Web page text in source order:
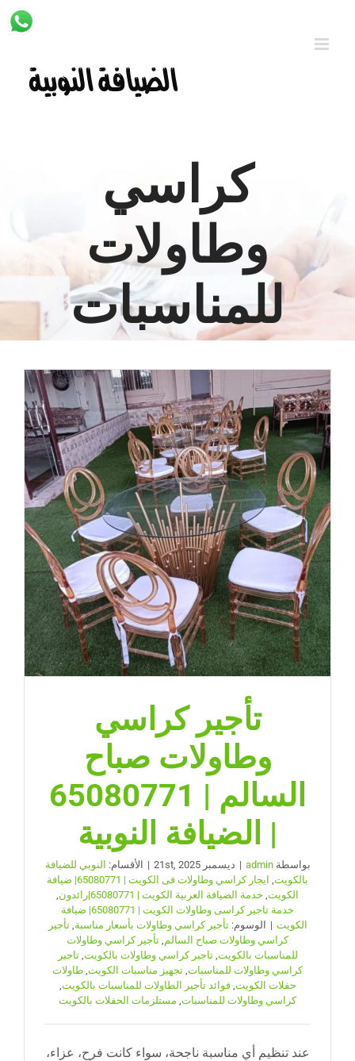
كراسي
وطاولات
للمناسبات
تأجير كراسي
وطاولات صباح
السالم | 65080771
| الضيافة النوبية
بواسطةadmin
| ديسمبر 21st, 2025 | الأقسام: النوبي للضيافة
بالكويت
ايجار كراسي وطاولات فى الكويت | 65080771| ضيافة
الكويت خدمة الضيافة العربية الكويت | 65080771|رائدون
خدمة تاجير كراسى وطاولات الكويت | 65080771| ضيافة
الكويت | الوسوم:تأجير كراسي وطاولات بأسعار مناسبة ,تأجير
كراسي وطاولات صباح السالم تأجير كراسي وطاولات
للمناسبات بالكويت ,تاجير كراسي وطاولات بالكويت ,تاجير
كراسي وطاولات للمناسبات تجهيز مناسبات الكويت طاولات
حفلات الكويت ,فوائد تأجير الطاولات للمناسبات بالكويت
كراسي وطاولات للمناسبات مستلزمات الحفلات بالكويت
عند تنظيم أي مناسبة ناجحة، سواء كانت فرح، عزاء،